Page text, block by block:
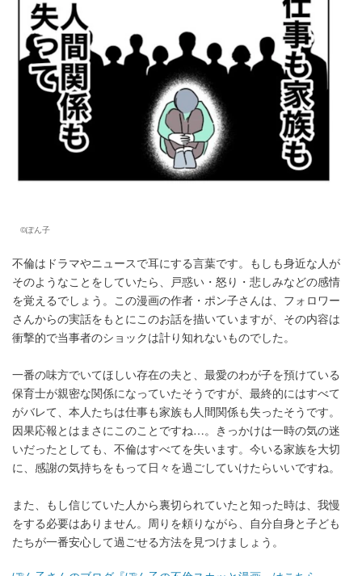
©︎ぽん子
不倫はドラマやニュースで耳にする言葉です。もしも身近な人が
そのようなことをしていたら、戸惑い・怒り・悲しみなどの感情
を覚えるでしょう。この漫画の作者・ポン子さんは、フォロワー
さんからの実話をもとにこのお話を描いていますが、その内容は
衝撃的で当事者のショックは計り知れないものでした。
一番の味方でいてほしい存在の夫と、最愛のわが子を預けている
保育士が親密な関係になっていたそうですが、最終的にはすべて
がバレて、本人たちは仕事も家族も人間関係も失ったそうです。
因果応報とはまさにこのことですね…。きっかけは一時の気の迷
いだったとしても、不倫はすべてを失います。今いる家族を大切
に、感謝の気持ちをもって日々を過ごしていけたらいいですね。
また、もし信じていた人から裏切られていたと知った時は、我慢
をする必要はありません。周りを頼りながら、自分自身と子ども
たちが一番安心して過ごせる方法を見つけましょう。